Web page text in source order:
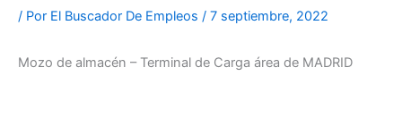
/ Por El Buscador De Empleos / 7 septiembre, 2022
Mozo de almacén – Terminal de Carga área de MADRID